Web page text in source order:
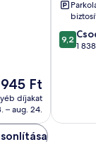
Ft
945 Ft
díjakat
– aug. 24.
9.2
9,2
1